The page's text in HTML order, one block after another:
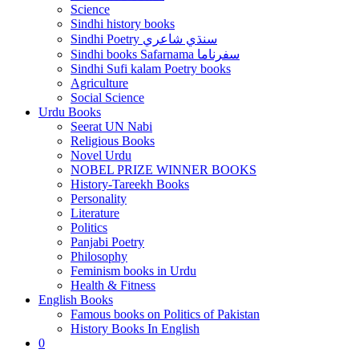
Science
Sindhi history books
Sindhi Poetry سنڌي شاعري
Sindhi books Safarnama سفرناما
Sindhi Sufi kalam Poetry books
Agriculture
Social Science
Urdu Books
Seerat UN Nabi
Religious Books
Novel Urdu
NOBEL PRIZE WINNER BOOKS
History-Tareekh Books
Personality
Literature
Politics
Panjabi Poetry
Philosophy
Feminism books in Urdu
Health & Fitness
English Books
Famous books on Politics of Pakistan
History Books In English
0